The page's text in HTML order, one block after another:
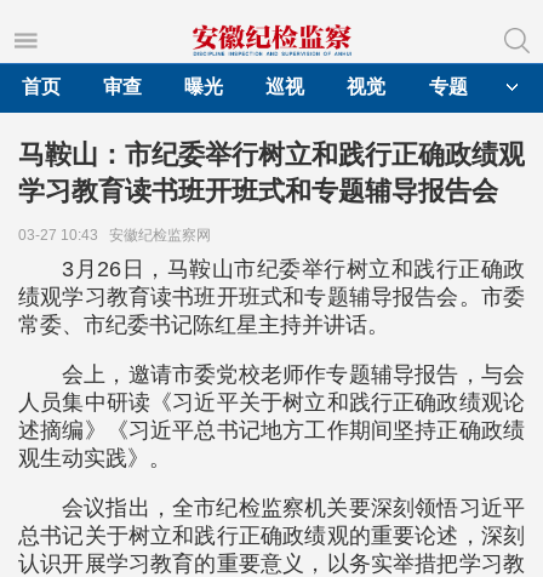
首页
审查 曝光 巡视 视觉 专题
马鞍山：市纪委举行树立和践行正确政绩观
学习教育读书班开班式和专题辅导报告会
03-27 10:43 安徽纪检监察网
3月26日，马鞍山市纪委举行树立和践行正确政
绩观学习教育读书班开班式和专题辅导报告会。市委
常委、市纪委书记陈红星主持并讲话。
会上，邀请市委党校老师作专题辅导报告，与会
人员集中研读《习近平关于树立和践行正确政绩观论
述摘编》《习近平总书记地方工作期间坚持正确政绩
观生动实践》。
会议指出，全市纪检监察机关要深刻领悟习近平
总书记关于树立和践行正确政绩观的重要论述，深刻
认识开展学习教育的重要意义，以务实举措把学习教